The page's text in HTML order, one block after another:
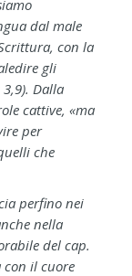
dal male
con la
gli
Dalla
cattive, «ma
per
che
perfino nei
nella
del cap.
con il cuore